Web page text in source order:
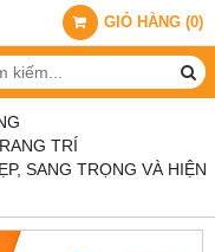
GIỎ HÀNG (0)
TRÍ
SANG TRỌNG VÀ HIỆN